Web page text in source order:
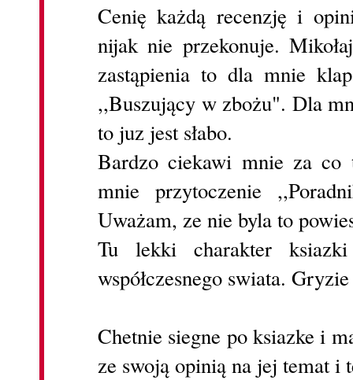
Cenię każdą recenzję i
nijak nie przekonuje.
zastąpienia to dla mnie
,,Buszujący w zbożu". Dla
to juz jest słabo.
Bardzo ciekawi mnie za co
mnie przytoczenie
Uważam, ze nie byla to
Tu lekki charakter
współczesnego swiata.
Chetnie siegne po ksiazke i
ze swoją opinią na jej temat i